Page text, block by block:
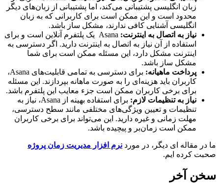
زبان انگلیسی پشتیبانی می‌کند، اما پشتیبانی از زبان‌های دیگر
محدود است و این ممکن است برای کاربرانی که به زبان
انگلیسی آشنایی کافی ندارند، مشکل ساز باشد.
نیاز به اتصال به اینترنت:
Asana یک پلتفرم آنلاین است و برای
استفاده از آن نیاز به اتصال به اینترنت دارید. اگر دسترسی به
اینترنت مشکل دارد، این مسئله ممکن است برای شما
مشکل ساز باشد.
پرداخت ماهیانه:
برای دسترسی به تمامی قابلیت‌های Asana،
کاربران باید هزینه‌ای را به صورت ماهانه بپردازند. این مسئله
برای برخی کاربران ممکن است جزء معایب این پلتفرم باشد.
نیاز به تنظیمات لازم
برای استفاده بهینه از Asana، نیاز به
تنظیمات و تعیین ویژگی‌های مختلفی مانند سطح دسترسی،
مهلت زمانی و غیره دارید. این می‌تواند برای برخی کاربران
ممکن است زمان‌بر و پیچیده باشد.
مقاله ای دیگر، در موردنرم افزار مدیریت زمان پروژه
کرده ایم.
آخر